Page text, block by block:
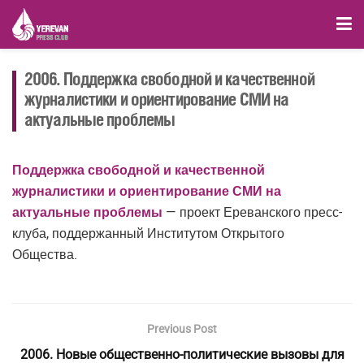
2006. Поддержка свободной и качественной
журналистики и ориентирование СМИ на
актуальные проблемы
Поддержка свободной и качественной
журналистики и ориентирование СМИ на
актуальные проблемы — проект Ереванского пресс-
клуба, поддержанный Институтом Открытого
Общества.
Previous Post
2006. Новые общественно-политические вызовы для